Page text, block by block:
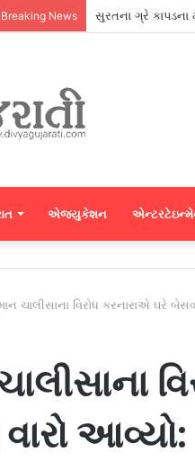
Breaking News સુરતના ગ્રે
એજ્યુકેશન
ચાલીસાના વિરોધ કરનારાએ ઘરે